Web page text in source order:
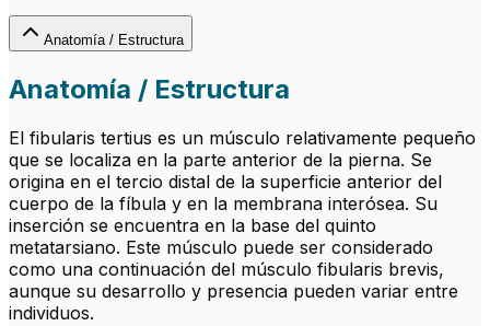
Anatomía / Estructura
Anatomía / Estructura
El fibularis tertius es un músculo relativamente pequeño
que se localiza en la parte anterior de la pierna. Se
origina en el tercio distal de la superficie anterior del
cuerpo de la fíbula y en la membrana interósea. Su
inserción se encuentra en la base del quinto
metatarsiano. Este músculo puede ser considerado
como una continuación del músculo fibularis brevis,
aunque su desarrollo y presencia pueden variar entre
individuos.